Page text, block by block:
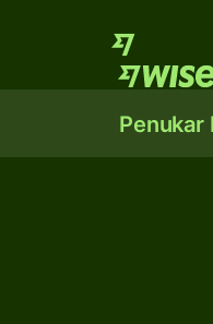
Penukar